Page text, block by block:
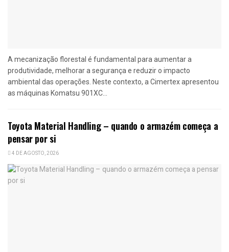
A mecanização florestal é fundamental para aumentar a
produtividade, melhorar a segurança e reduzir o impacto
ambiental das operações. Neste contexto, a Cimertex apresentou
as máquinas Komatsu 901XC...
Toyota Material Handling – quando o armazém começa a
pensar por si
4 DE AGOSTO, 2026